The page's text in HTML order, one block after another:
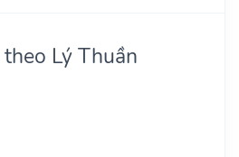
Lý Thuần